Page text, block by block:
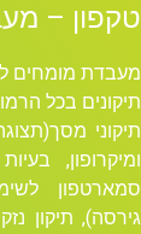
טקפון –
מעבדת מומחים
תיקונים בכל
תיקוני
ומיקרופון,
סמארטפון